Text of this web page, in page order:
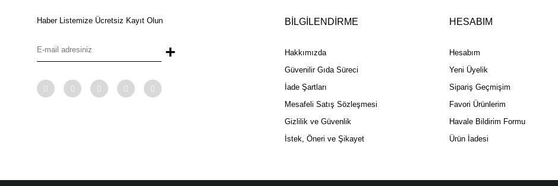
Haber Listemize Ücretsiz Kayıt Olun
+
BİLGİLENDİRME
Hakkımızda
Güvenilir Gıda Süreci
İade Şartları
Mesafeli Satış Sözleşmesi
Gizlilik ve Güvenlik
İstek, Öneri ve Şikayet
HESABIM
Hesabım
Yeni Üyelik
Sipariş Geçmişim
Favori Ürünlerim
Havale Bildirim Formu
Ürün İadesi